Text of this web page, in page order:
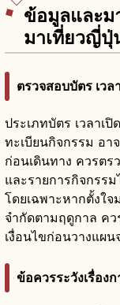
ข้อมูลและม
มาเที่ยวญี่ปุ่
ตรวจสอบบัตร เว
ประเภทบัตร เวลาเ
ทะเบียนกิจกรรม อา
ก่อนเดินทาง ควรตร
และรายการกิจกรรม
โดยเฉพาะหากตั้งใ
จำกัดตามฤดูกาล คว
เงื่อนไขก่อนวางแผน
ข้อควรระวังเรื่อง